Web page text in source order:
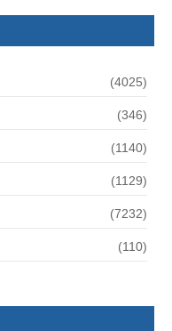
(4025)
(346)
(1140)
(1129)
(7232)
(110)